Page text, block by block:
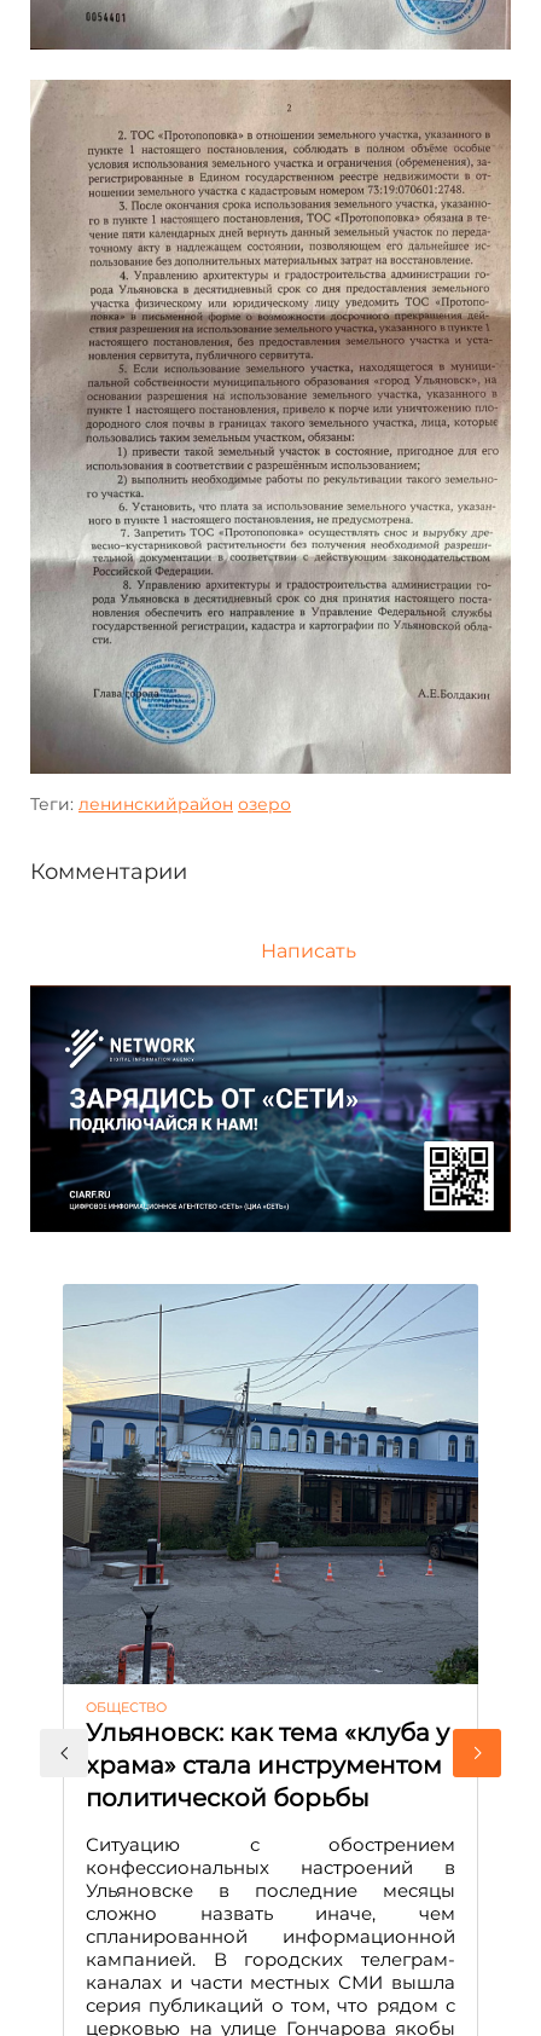
Теги: ленинскийрайон озеро
Комментарии
Написать
ОБЩЕСТВО
Ульяновск: как тема «клуба у
храма» стала инструментом
политической борьбы
Ситуацию с обострением
конфессиональных настроений в
Ульяновске в последние месяцы
сложно назвать иначе, чем
спланированной информационной
кампанией. В городских телеграм-
каналах и части местных СМИ вышла
серия публикаций о том, что рядом с
церковью на улице Гончарова якобы